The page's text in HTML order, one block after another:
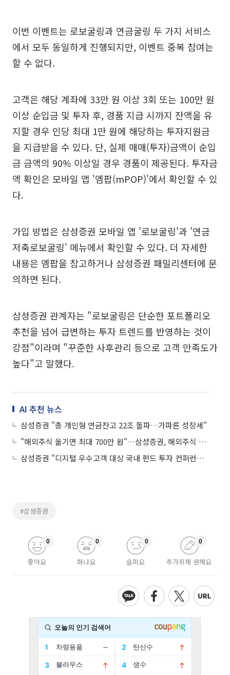
이번 이벤트는 로보굴링과 연금굴링 두 가지 서비스
에서 모두 동일하게 진행되지만, 이벤트 중복 참여는
할 수 없다.
고객은 해당 계좌에 33만 원 이상 3회 또는 100만 원
이상 순입금 및 투자 후, 경품 지급 시까지 잔액을 유
지할 경우 인당 최대 1만 원에 해당하는 투자지원금
을 지급받을 수 있다. 단, 실제 매매(투자)금액이 순입
금 금액의 90% 이상일 경우 경품이 제공된다. 투자금
액 확인은 모바일 앱 '엠팝(mPOP)'에서 확인할 수 있
다.
가입 방법은 삼성증권 모바일 앱 '로보굴링'과 '연금
저축로보굴링' 메뉴에서 확인할 수 있다. 더 자세한
내용은 엠팝을 참고하거나 삼성증권 패밀리센터에 문
의하면 된다.
삼성증권 관계자는 "로보굴링은 단순한 포트폴리오
추천을 넘어 급변하는 투자 트렌드를 반영하는 것이
강점"이라며 "꾸준한 사후관리 등으로 고객 만족도가
높다"고 말했다.
AI 추천 뉴스
삼성증권 "총 개인형 연금잔고 22조 돌파…가파른 성장세"
"해외주식 옮기면 최대 700만 원"…삼성증권, 해외주식 대체입고 이벤트 진행
삼성증권 "디지털 우수고객 대상 국내 펀드 투자 컨퍼런스 성료"
#삼성증권
좋아요
0
화나요
0
슬퍼요
0
추가취재 원해요
0